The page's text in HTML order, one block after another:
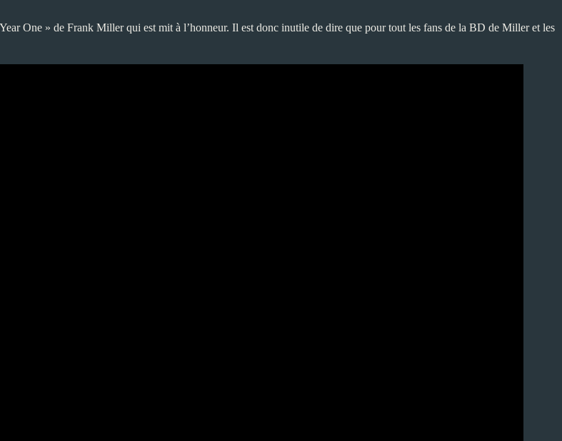
One » de Frank Miller qui est mit à l’honneur. Il est donc inutile de dire que pour tout les fans de la BD de Miller et les